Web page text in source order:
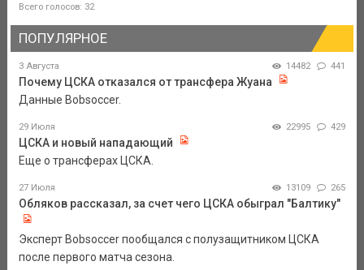
Всего голосов: 32
ПОПУЛЯРНОЕ
3 Августа 14482 441
Почему ЦСКА отказался от трансфера Жуана
Данные Bobsoccer.
29 Июля 22995 429
ЦСКА и новый нападающий
Еще о трансферах ЦСКА.
27 Июля 13109 265
Обляков рассказал, за счет чего ЦСКА обыграл "Балтику"
Эксперт Bobsoccer пообщался с полузащитником ЦСКА
после первого матча сезона.